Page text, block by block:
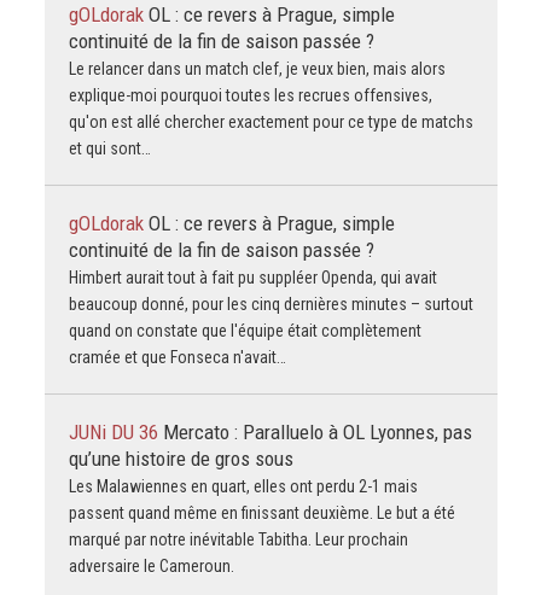
gOLdorak OL : ce revers à Prague, simple
continuité de la fin de saison passée ?
Le relancer dans un match clef, je veux bien, mais alors
explique-moi pourquoi toutes les recrues offensives,
qu'on est allé chercher exactement pour ce type de matchs
et qui sont…
gOLdorak OL : ce revers à Prague, simple
continuité de la fin de saison passée ?
Himbert aurait tout à fait pu suppléer Openda, qui avait
beaucoup donné, pour les cinq dernières minutes – surtout
quand on constate que l'équipe était complètement
cramée et que Fonseca n'avait…
JUNi DU 36 Mercato : Paralluelo à OL Lyonnes, pas
qu’une histoire de gros sous
Les Malawiennes en quart, elles ont perdu 2-1 mais
passent quand même en finissant deuxième. Le but a été
marqué par notre inévitable Tabitha. Leur prochain
adversaire le Cameroun.